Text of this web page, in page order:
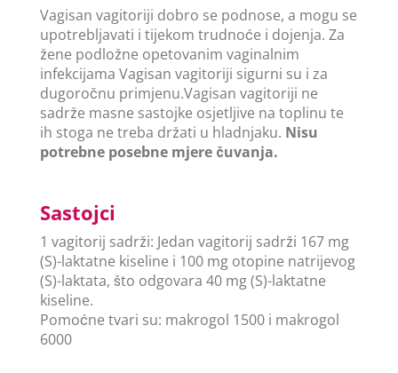
Vagisan vagitoriji dobro se podnose, a mogu se
upotrebljavati i tijekom trudnoće i dojenja. Za
žene podložne opetovanim vaginalnim
infekcijama Vagisan vagitoriji sigurni su i za
dugoročnu primjenu.Vagisan vagitoriji ne
sadrže masne sastojke osjetljive na toplinu te
ih stoga ne treba držati u hladnjaku. Nisu
potrebne posebne mjere čuvanja.
Sastojci
1 vagitorij sadrži: Jedan vagitorij sadrži 167 mg
(S)-laktatne kiseline i 100 mg otopine natrijevog
(S)-laktata, što odgovara 40 mg (S)-laktatne
kiseline.
Pomoćne tvari su: makrogol 1500 i makrogol
6000